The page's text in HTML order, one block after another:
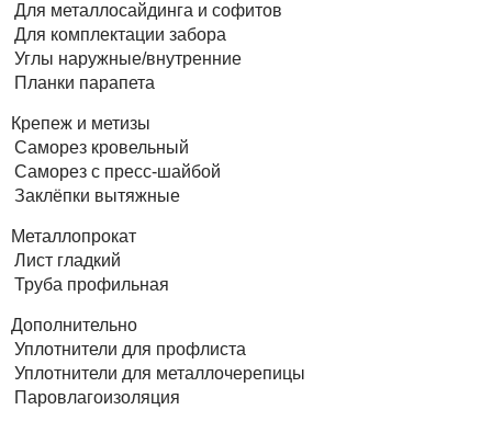
Для металлосайдинга и софитов
Для комплектации забора
Углы наружные/внутренние
Планки парапета
Крепеж и метизы
Саморез кровельный
Саморез с пресс-шайбой
Заклёпки вытяжные
Металлопрокат
Лист гладкий
Труба профильная
Дополнительно
Уплотнители для профлиста
Уплотнители для металлочерепицы
Паровлагоизоляция